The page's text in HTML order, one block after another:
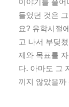
이야기를 풀어
들었던 것은
요? 유학시절
고 나서 부딪
제와 목표를
다. 아마도 그
끼지 않았을까